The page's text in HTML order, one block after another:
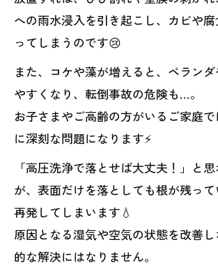
への雨水浸入を引き起こし、カビや
ってしまうのです😢
また、コケや藻が増えると、ベラン
やすくなり、転倒事故の危険も…。
お子さまやご高齢の方がいるご家庭
に深刻な問題になります⚡
「高圧洗浄で落とせば大丈夫！」と
が、表面だけを落としても根が残っ
再発してしまいます💧
原因となる湿気や空気の状態を改善
的な解決にはなりません。